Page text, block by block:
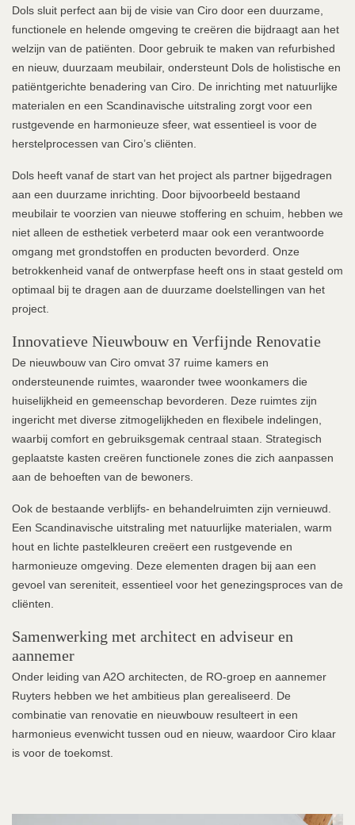
Dols sluit perfect aan bij de visie van Ciro door een duurzame,
functionele en helende omgeving te creëren die bijdraagt aan het
welzijn van de patiënten. Door gebruik te maken van refurbished
en nieuw, duurzaam meubilair, ondersteunt Dols de holistische en
patiëntgerichte benadering van Ciro. De inrichting met natuurlijke
materialen en een Scandinavische uitstraling zorgt voor een
rustgevende en harmonieuze sfeer, wat essentieel is voor de
herstelprocessen van Ciro’s cliënten.
Dols heeft vanaf de start van het project als partner bijgedragen
aan een duurzame inrichting. Door bijvoorbeeld bestaand
meubilair te voorzien van nieuwe stoffering en schuim, hebben we
niet alleen de esthetiek verbeterd maar ook een verantwoorde
omgang met grondstoffen en producten bevorderd. Onze
betrokkenheid vanaf de ontwerpfase heeft ons in staat gesteld om
optimaal bij te dragen aan de duurzame doelstellingen van het
project.
Innovatieve Nieuwbouw en Verfijnde Renovatie
De nieuwbouw van Ciro omvat 37 ruime kamers en
ondersteunende ruimtes, waaronder twee woonkamers die
huiselijkheid en gemeenschap bevorderen. Deze ruimtes zijn
ingericht met diverse zitmogelijkheden en flexibele indelingen,
waarbij comfort en gebruiksgemak centraal staan. Strategisch
geplaatste kasten creëren functionele zones die zich aanpassen
aan de behoeften van de bewoners.
Ook de bestaande verblijfs- en behandelruimten zijn vernieuwd.
Een Scandinavische uitstraling met natuurlijke materialen, warm
hout en lichte pastelkleuren creëert een rustgevende en
harmonieuze omgeving. Deze elementen dragen bij aan een
gevoel van sereniteit, essentieel voor het genezingsproces van de
cliënten.
Samenwerking met architect en adviseur en
aannemer
Onder leiding van A2O architecten, de RO-groep en aannemer
Ruyters hebben we het ambitieus plan gerealiseerd. De
combinatie van renovatie en nieuwbouw resulteert in een
harmonieus evenwicht tussen oud en nieuw, waardoor Ciro klaar
is voor de toekomst.